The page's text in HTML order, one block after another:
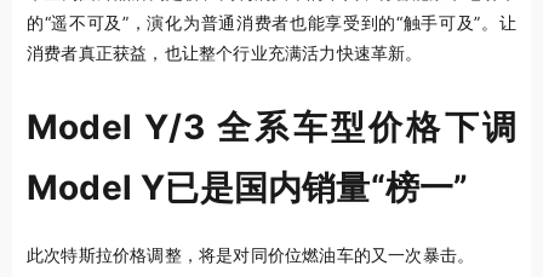
的“遥不可及”，演化为普通消费者也能享受到的“触手可及”。让
消费者真正获益，也让整个行业充满活力快速革新。
Model Y/3 全系车型价格下调
Model Y已是国内销量“榜一”
此次特斯拉价格调整，将是对同价位燃油车的又一次暴击。